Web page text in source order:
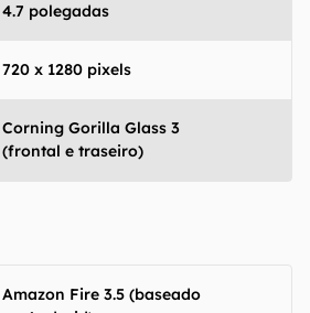
4.7 polegadas
720 x 1280 pixels
Corning Gorilla Glass 3
(frontal e traseiro)
Amazon Fire 3.5 (baseado
esforço constante para
atualizadas as
em mente que